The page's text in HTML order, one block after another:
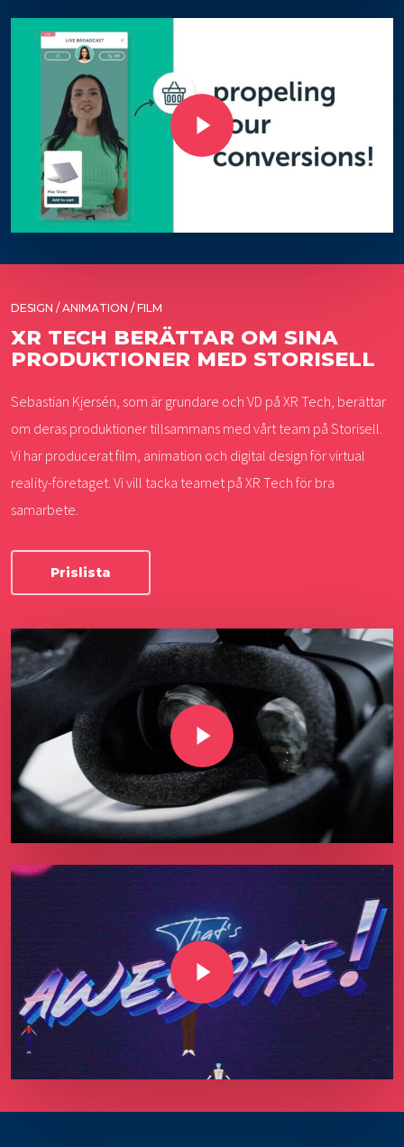
Play Video
DESIGN / ANIMATION / FILM
XR TECH BERÄTTAR OM SINA
PRODUKTIONER MED STORISELL
Sebastian Kjersén, som är grundare och VD på XR Tech, berättar
om deras produktioner tillsammans med vårt team på Storisell.
Vi har producerat film, animation och digital design för virtual
reality-företaget. Vi vill tacka teamet på XR Tech för bra
samarbete.
Prislista
Play Video
Play Video